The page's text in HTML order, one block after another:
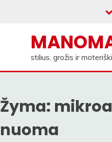
stilius, grožis ir
Žyma:
nuoma